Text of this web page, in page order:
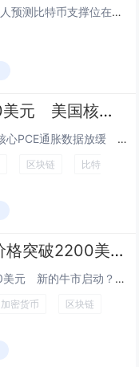
报告显示比特币矿工难以盈利 BitMEX创始人预测比特币支撑位在35,000美元 Allen Li 一月 26, 2024 17:...
比特币价格逐渐上升至42000美元 美国核心PCE通胀数据放缓 BTC飙升势头如何？
比特币价格逐渐上升至42000美元 美国核心PCE通胀数据放缓 BTC飙升势头如何？ Esther Hui 一月 27, 2024...
区块链
比特
比特币价格反弹5% 以太坊价格突破2200美元 新的牛市启动？
比特币价格反弹5% 以太坊价格突破2200美元 新的牛市启动？ Esther Hui 一月 28, 2024 09:00 GMT+...
加密货币
区块链